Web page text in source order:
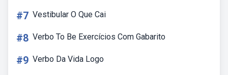
#7 Vestibular O Que Cai
#8 Verbo To Be Exercícios Com Gabarito
#9 Verbo Da Vida Logo